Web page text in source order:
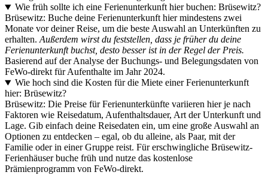
Wie früh sollte ich eine Ferienunterkunft hier buchen: Brüsewitz?
Brüsewitz: Buche deine Ferienunterkunft hier mindestens zwei
Monate vor deiner Reise, um die beste Auswahl an Unterkünften zu
erhalten. Außerdem wirst du feststellen, dass je früher du deine
Ferienunterkunft buchst, desto besser ist in der Regel der Preis.
Basierend auf der Analyse der Buchungs- und Belegungsdaten von
FeWo-direkt für Aufenthalte im Jahr 2024.
Wie hoch sind die Kosten für die Miete einer Ferienunterkunft
hier: Brüsewitz?
Brüsewitz: Die Preise für Ferienunterkünfte variieren hier je nach
Faktoren wie Reisedatum, Aufenthaltsdauer, Art der Unterkunft und
Lage. Gib einfach deine Reisedaten ein, um eine große Auswahl an
Optionen zu entdecken – egal, ob du alleine, als Paar, mit der
Familie oder in einer Gruppe reist. Für erschwingliche Brüsewitz-
Ferienhäuser buche früh und nutze das kostenlose
Prämienprogramm von FeWo-direkt.